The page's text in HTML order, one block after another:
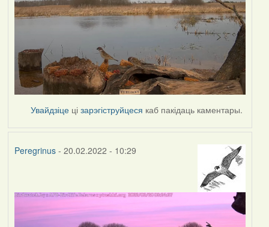
Увайдзіце цізарэгіструйцеся каб пакідаць каментары.
Peregrinus- 20.02.2022 - 10:29